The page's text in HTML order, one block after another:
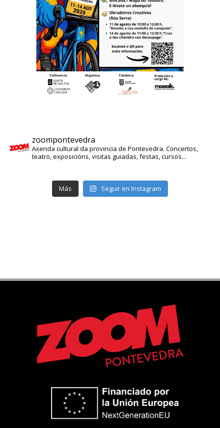
zoompontevedra
Axenda cultural da provincia de Pontevedra. Concertos,
teatro, exposicións, visitas guiadas, festas, cursos...
Más Seguir en Instagram